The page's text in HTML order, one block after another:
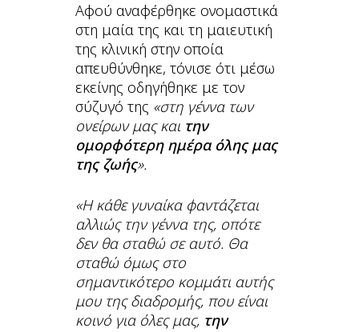
Αφού αναφέρθηκε ονομαστικά
στη μαία της και τη μαιευτική
της κλινική στην οποία
απευθύνθηκε, τόνισε ότι μέσω
εκείνης οδηγήθηκε με τον
σύζυγό της «στη γέννα των
ονείρων μας και την
ομορφότερη ημέρα όλης μας
της ζωής».
«Η κάθε γυναίκα φαντάζεται
αλλιώς την γέννα της, οπότε
δεν θα σταθώ σε αυτό. Θα
σταθώ όμως στο
σημαντικότερο κομμάτι αυτής
μου της διαδρομής, που είναι
κοινό για όλες μας, την